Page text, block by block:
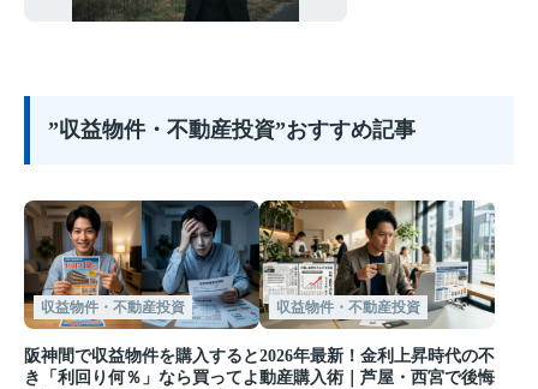
”収益物件・不動産投資”おすすめ記事
収益物件・不動産投資
阪神間で収益物件を購入すると
き「利回り何％」なら買ってよ
収益物件・不動産投資
2026年最新！金利上昇時代の不
動産購入術｜芦屋・西宮で後悔